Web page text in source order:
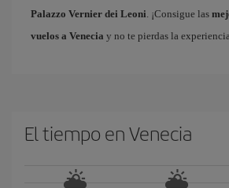
Palazzo Vernier dei Leoni. ¡Consigue las
vuelos a Venecia y no te pierdas la
El tiempo en Venecia